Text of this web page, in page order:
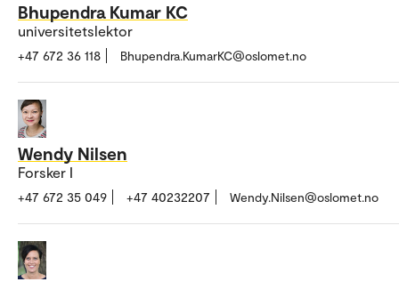
Bhupendra Kumar KC
universitetslektor
+47 672 36 118 Bhupendra.KumarKC@oslomet.no
Wendy Nilsen
Forsker I
+47 672 35 049 +47 40232207 Wendy.Nilsen@oslomet.no